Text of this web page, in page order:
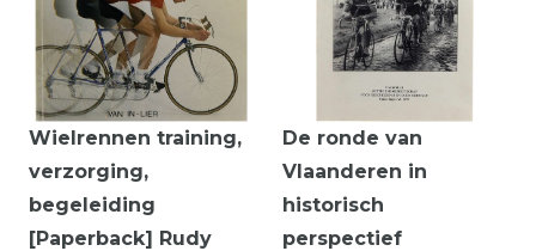
Wielrennen training,
verzorging,
begeleiding
[Paperback] Rudy
De ronde van
Vlaanderen in
historisch
perspectief